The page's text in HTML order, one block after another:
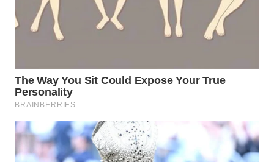
WAHANA
NEWS
TANI
WAHANA
ADVOKAT
WAHANA